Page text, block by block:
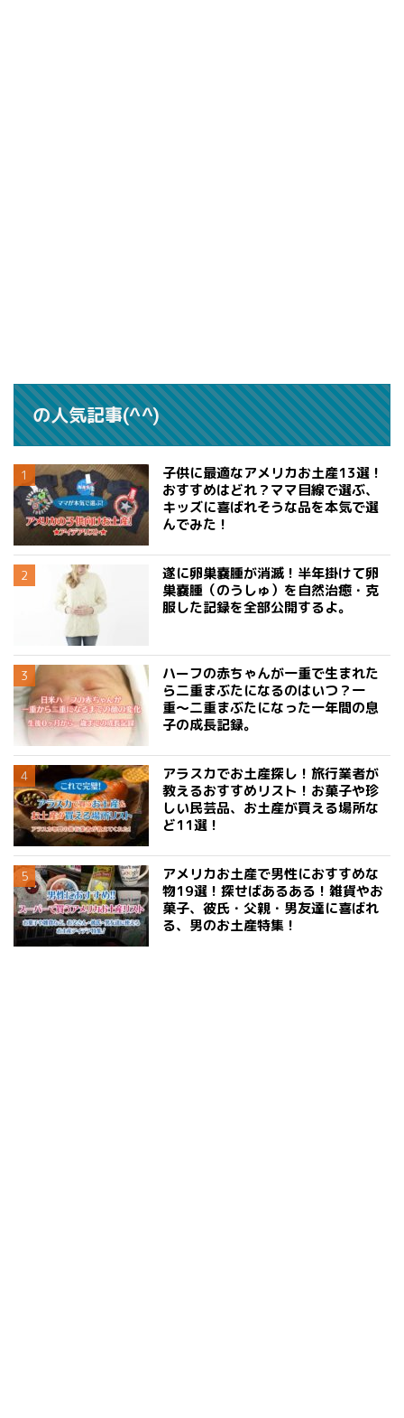
の人気記事(^^)
子供に最適なアメリカお土産13選！
おすすめはどれ？ママ目線で選ぶ、
キッズに喜ばれそうな品を本気で選
んでみた！
遂に卵巣嚢腫が消滅！半年掛けて卵
巣嚢腫（のうしゅ）を自然治癒・克
服した記録を全部公開するよ。
ハーフの赤ちゃんが一重で生まれた
ら二重まぶたになるのはいつ？一
重〜二重まぶたになった一年間の息
子の成長記録。
アラスカでお土産探し！旅行業者が
教えるおすすめリスト！お菓子や珍
しい民芸品、お土産が買える場所な
ど11選！
アメリカお土産で男性におすすめな
物19選！探せばあるある！雑貨やお
菓子、彼氏・父親・男友達に喜ばれ
る、男のお土産特集！